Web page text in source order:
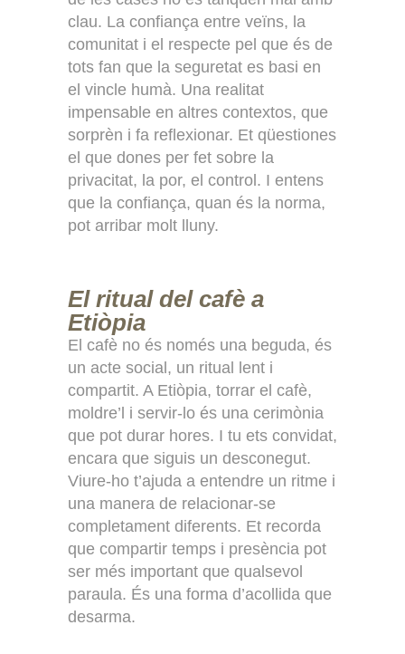
clau. La confiança entre veïns, la
comunitat i el respecte pel que és de
tots fan que la seguretat es basi en
el vincle humà. Una realitat
impensable en altres contextos, que
sorprèn i fa reflexionar. Et qüestiones
el que dones per fet sobre la
privacitat, la por, el control. I entens
que la confiança, quan és la norma,
pot arribar molt lluny.
El ritual del cafè a
Etiòpia
El cafè no és només una beguda, és
un acte social, un ritual lent i
compartit. A Etiòpia, torrar el cafè,
moldre’l i servir-lo és una cerimònia
que pot durar hores. I tu ets convidat,
encara que siguis un desconegut.
Viure-ho t’ajuda a entendre un ritme i
una manera de relacionar-se
completament diferents. Et recorda
que compartir temps i presència pot
ser més important que qualsevol
paraula. És una forma d’acollida que
desarma.